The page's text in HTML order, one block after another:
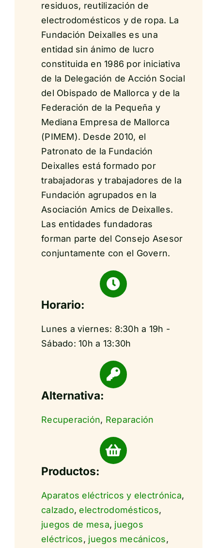
residuos, reutilización de
electrodomésticos y de ropa. La
Fundación Deixalles es una
entidad sin ánimo de lucro
constituida en 1986 por iniciativa
de la Delegación de Acción Social
del Obispado de Mallorca y de la
Federación de la Pequeña y
Mediana Empresa de Mallorca
(PIMEM). Desde 2010, el
Patronato de la Fundación
Deixalles está formado por
trabajadoras y trabajadores de la
Fundación agrupados en la
Asociación Amics de Deixalles.
Las entidades fundadoras
forman parte del Consejo Asesor
conjuntamente con el Govern.
Horario:
Lunes a viernes: 8:30h a 19h -
Sábado: 10h a 13:30h
Alternativa:
Recuperación, Reparación
Productos:
Aparatos eléctricos y electrónica,
calzado, electrodomésticos,
juegos de mesa, juegos
eléctricos, juegos mecánicos,